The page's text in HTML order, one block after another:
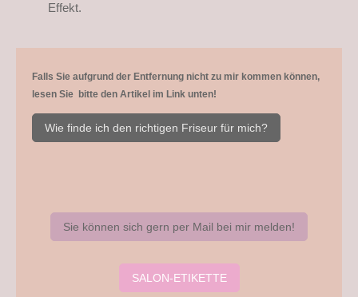
Effekt.
Falls Sie aufgrund der Entfernung nicht zu mir kommen können,
lesen Sie bitte den Artikel im Link unten!
Wie finde ich den richtigen Friseur für mich?
Sie können sich gern per Mail bei mir melden!
SALON-ETIKETTE